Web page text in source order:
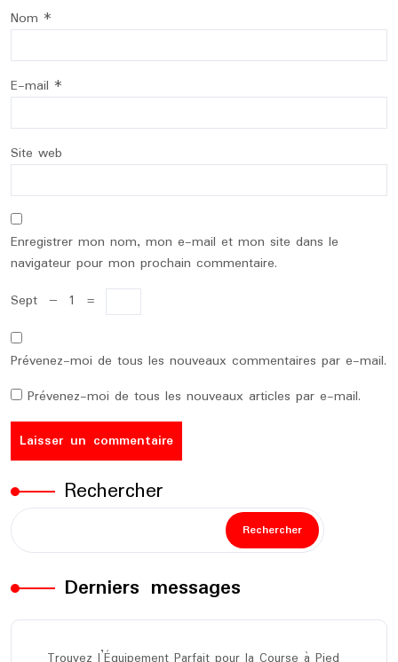
Nom *
E-mail *
Site web
Enregistrer mon nom, mon e-mail et mon site dans le
navigateur pour mon prochain commentaire.
Sept − 1 =
Prévenez-moi de tous les nouveaux commentaires par e-mail.
Prévenez-moi de tous les nouveaux articles par e-mail.
Rechercher
Rechercher
Derniers messages